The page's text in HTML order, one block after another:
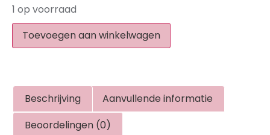
1 op voorraad
Toevoegen aan winkelwagen
Beschrijving
Aanvullende informatie
Beoordelingen (0)